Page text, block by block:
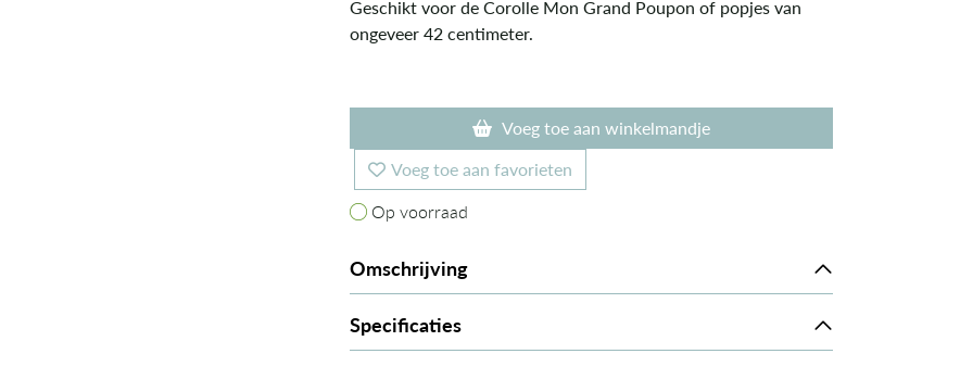
Geschikt voor de Corolle Mon Grand Poupon of popjes van
ongeveer 42 centimeter.
Voeg toe aan winkelmandje
Voeg toe aan favorieten
Op voorraad
Op voorraad
Omschrijving
Specificaties